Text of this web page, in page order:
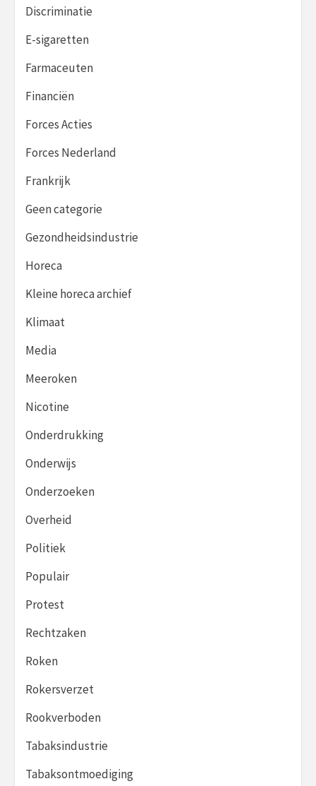
Discriminatie
E-sigaretten
Farmaceuten
Financiën
Forces Acties
Forces Nederland
Frankrijk
Geen categorie
Gezondheidsindustrie
Horeca
Kleine horeca archief
Klimaat
Media
Meeroken
Nicotine
Onderdrukking
Onderwijs
Onderzoeken
Overheid
Politiek
Populair
Protest
Rechtzaken
Roken
Rokersverzet
Rookverboden
Tabaksindustrie
Tabaksontmoediging